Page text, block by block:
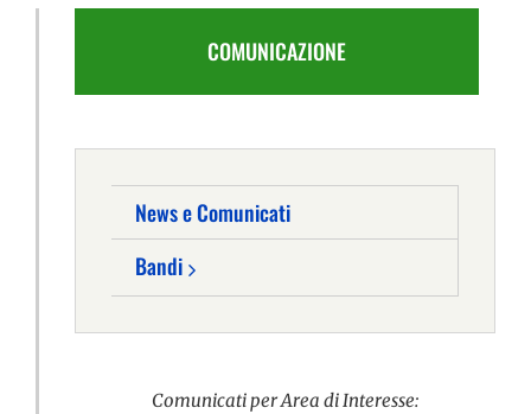
COMUNICAZIONE
News e Comunicati
Bandi
Comunicati per Area di Interesse: